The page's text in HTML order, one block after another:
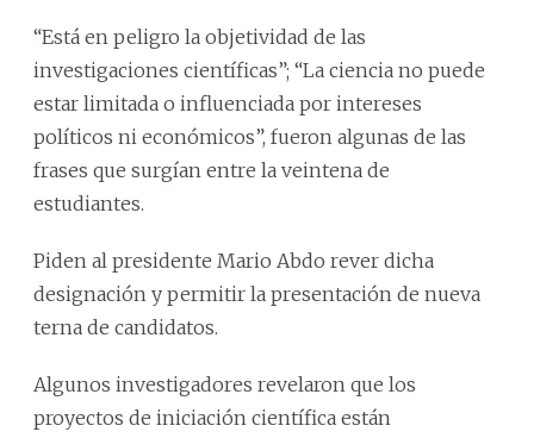
“Está en peligro la objetividad de las
investigaciones científicas”; “La ciencia no puede
estar limitada o influenciada por intereses
políticos ni económicos”, fueron algunas de las
frases que surgían entre la veintena de
estudiantes.
Piden al presidente Mario Abdo rever dicha
designación y permitir la presentación de nueva
terna de candidatos.
Algunos investigadores revelaron que los
proyectos de iniciación científica están